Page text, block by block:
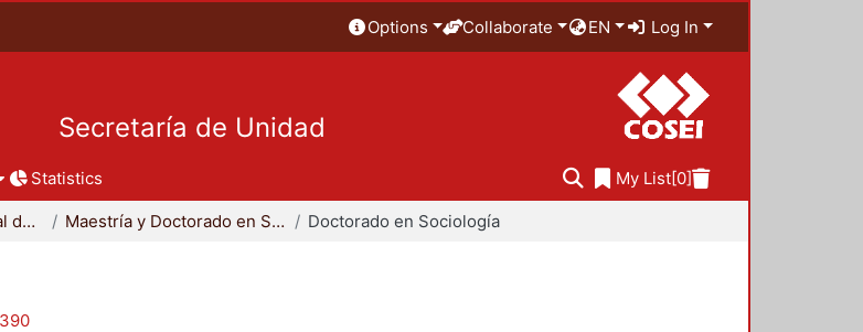
Options Collaborate EN Log In
Secretaría de Unidad
Statistics My List[0]
Coordinación Divisional de Posgrado Maestría y Doctorado en Sociología Doctorado en Sociología